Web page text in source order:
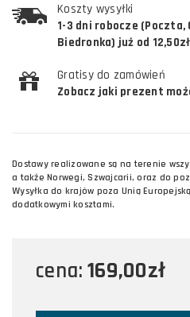
Koszty wysyłki
1-3 dni robocze (Poczta,
Biedronka) już od 12,50zł
Gratisy do zamówień
Zobacz jaki prezent
Dostawy realizowane są na terenie
a także Norwegi, Szwajcarii, oraz do
Wysyłka do krajów poza Unią
dodatkowymi kosztami.
cena: 169,00zł